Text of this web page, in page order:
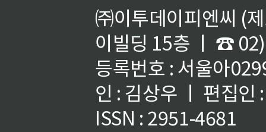
㈜이투데이피엔씨 (
이빌딩 15층 ㅣ ☎
등록번호 : 서울아
인 : 김상우 ㅣ 편집인
ISSN : 2951-4681